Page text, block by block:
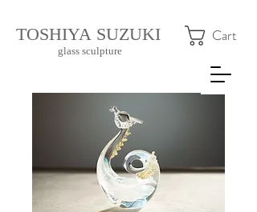
Cart
​TOSHIYA SUZUKI
glass sculpture